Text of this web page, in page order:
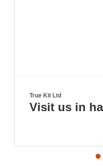
True Kit Ltd
Visit us in